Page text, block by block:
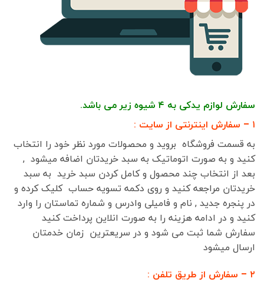
سفارش لوازم یدکی به ۴ شیوه زیر می باشد.
۱ – سفارش اینترنتی از سایت :
به قسمت فروشگاه بروید و محصولات مورد نظر خود را انتخاب
کنید و به صورت اتوماتیک به سبد خریدتان اضافه میشود ,
بعد از انتخاب چند محصول و کامل کردن سبد خرید به سبد
خریدتان مراجعه کنید و روی دکمه تسویه حساب کلیک کرده و
در پنجره جدید , نام و فامیلی وادرس و شماره تماستان را وارد
کنید و در ادامه هزینه را به صورت انلاین پرداخت کنید
سفارش شما ثبت می شود و در سریعترین زمان خدمتان
ارسال میشود
۲ – سفارش از طریق تلفن :